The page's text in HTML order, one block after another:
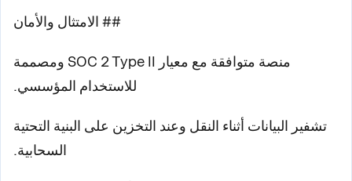
## الامتثال والأمان
منصة متوافقة مع معيار SOC 2 Type II ومصممة
للاستخدام المؤسسي.
تشفير البيانات أثناء النقل وعند التخزين على البنية التحتية
السحابية.